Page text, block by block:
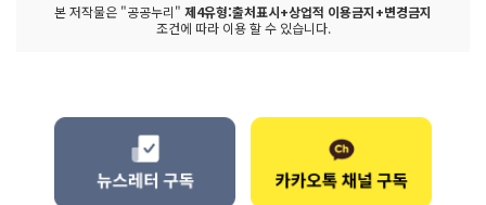
본 저작물은 "공공누리" 제4유형:출처표시+상업적 이용금지+변경금지
조건에 따라 이용 할 수 있습니다.